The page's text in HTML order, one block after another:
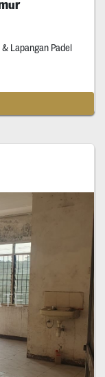
Lapangan Padel